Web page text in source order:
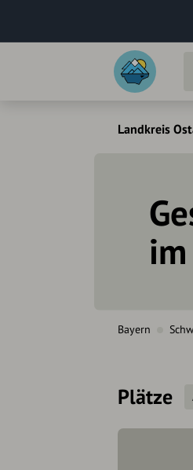
Landkreis
Bayern
Plätze